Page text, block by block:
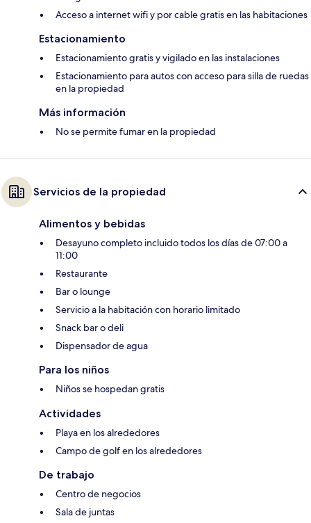
Acceso a internet wifi y por cable gratis en las habitaciones
Estacionamiento
Estacionamiento gratis y vigilado en las instalaciones
Estacionamiento para autos con acceso para silla de ruedas
en la propiedad
Más información
No se permite fumar en la propiedad
Servicios de la propiedad
Alimentos y bebidas
Desayuno completo incluido todos los días de 07:00 a
11:00
Restaurante
Bar o lounge
Servicio a la habitación con horario limitado
Snack bar o deli
Dispensador de agua
Para los niños
Niños se hospedan gratis
Actividades
Playa en los alrededores
Campo de golf en los alrededores
De trabajo
Centro de negocios
Sala de juntas